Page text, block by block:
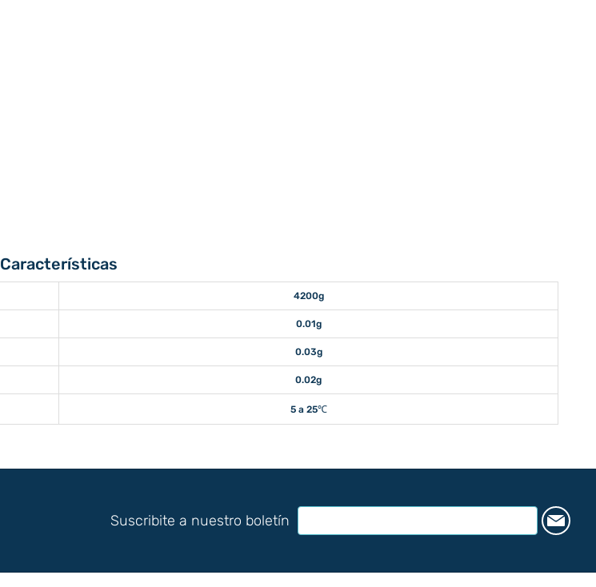
Características
4200g
0.01g
0.03g
0.02g
5 a 25℃
Suscribite a nuestro boletín